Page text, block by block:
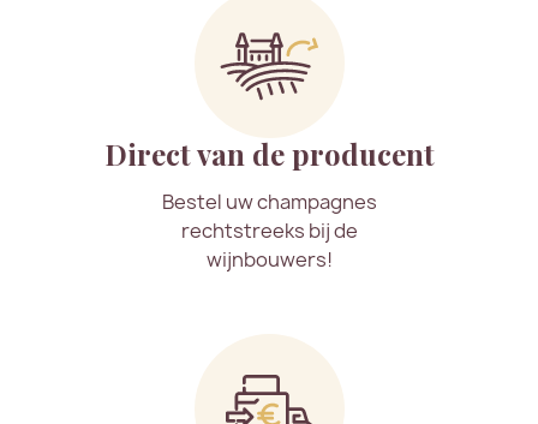
Direct van de producent
Bestel uw champagnes
rechtstreeks bij de
wijnbouwers!